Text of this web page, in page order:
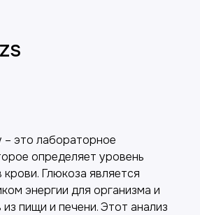
– это лабораторное
определяет уровень
крови. Глюкоза является
энергии для организма и
пищи и печени. Этот анализ